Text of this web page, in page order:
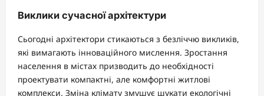
Виклики сучасної архітектури
Сьогодні архітектори стикаються з безліччю викликів,
які вимагають інноваційного мислення. Зростання
населення в містах призводить до необхідності
проектувати компактні, але комфортні житлові
комплекси. Зміна клімату змушує шукати екологічні